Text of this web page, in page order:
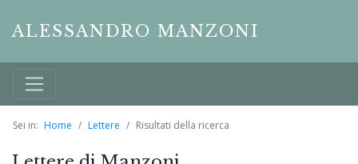
ALESSANDRO MANZONI
Sei in: Home Lettere Risultati della ricerca